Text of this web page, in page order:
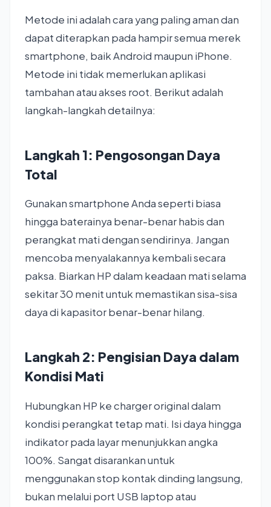
Metode ini adalah cara yang paling aman dan
dapat diterapkan pada hampir semua merek
smartphone, baik Android maupun iPhone.
Metode ini tidak memerlukan aplikasi
tambahan atau akses root. Berikut adalah
langkah-langkah detailnya:
Langkah 1: Pengosongan Daya
Total
Gunakan smartphone Anda seperti biasa
hingga baterainya benar-benar habis dan
perangkat mati dengan sendirinya. Jangan
mencoba menyalakannya kembali secara
paksa. Biarkan HP dalam keadaan mati selama
sekitar 30 menit untuk memastikan sisa-sisa
daya di kapasitor benar-benar hilang.
Langkah 2: Pengisian Daya dalam
Kondisi Mati
Hubungkan HP ke charger original dalam
kondisi perangkat tetap mati. Isi daya hingga
indikator pada layar menunjukkan angka
100%. Sangat disarankan untuk
menggunakan stop kontak dinding langsung,
bukan melalui port USB laptop atau